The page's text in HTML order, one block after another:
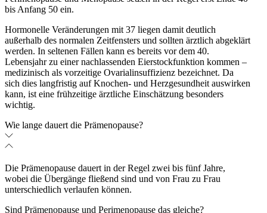
bis Anfang 50 ein.
Hormonelle Veränderungen mit 37 liegen damit deutlich
außerhalb des normalen Zeitfensters und sollten ärztlich abgeklärt
werden. In seltenen Fällen kann es bereits vor dem 40.
Lebensjahr zu einer nachlassenden Eierstockfunktion kommen –
medizinisch als vorzeitige Ovarialinsuffizienz bezeichnet. Da
sich dies langfristig auf Knochen- und Herzgesundheit auswirken
kann, ist eine frühzeitige ärztliche Einschätzung besonders
wichtig.
Wie lange dauert die Prämenopause?
Die Prämenopause dauert in der Regel zwei bis fünf Jahre,
wobei die Übergänge fließend sind und von Frau zu Frau
unterschiedlich verlaufen können.
Sind Prämenopause und Perimenopause das gleiche?